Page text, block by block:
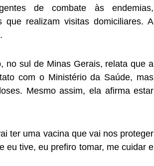
de combate às endemias,
que realizam visitas domiciliares. A
no sul de Minas Gerais, relata que a
com o Ministério da Saúde, mas
Mesmo assim, ela afirma estar
ter uma vacina que vai nos proteger
eu tive, eu prefiro tomar, me cuidar e